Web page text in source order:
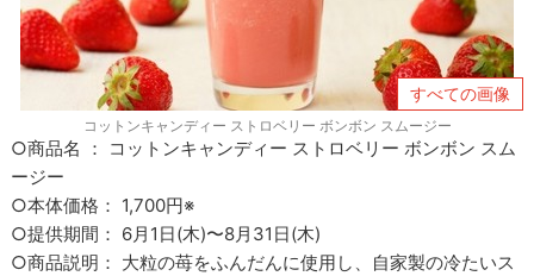
すべての画像
コットンキャンディー ストロベリー ボンボン スムージー
○商品名 ： コットンキャンディー ストロベリー ボンボン スム
ージー
○本体価格： 1,700円※
○提供期間： 6月1日(木)〜8月31日(木)
○商品説明： 大粒の苺をふんだんに使用し、自家製の冷たいス